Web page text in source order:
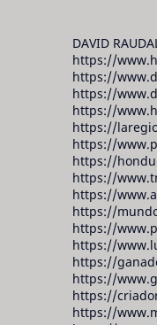
DAVID
https://
https://
https://
https://
https://
https://
https://
https://
https://
https://
https://
https://
https://
https://
https://
https://